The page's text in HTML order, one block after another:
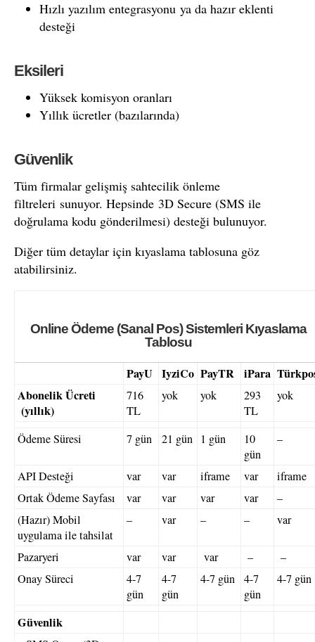
Hızlı yazılım entegrasyonu ya da hazır eklenti
desteği
Eksileri
Yüksek komisyon oranları
Yıllık ücretler (bazılarında)
Güvenlik
Tüm firmalar gelişmiş sahtecilik önleme
filtreleri sunuyor. Hepsinde 3D Secure (SMS ile
doğrulama kodu gönderilmesi) desteği bulunuyor.
Diğer tüm detaylar için kıyaslama tablosuna göz
atabilirsiniz.
Online Ödeme (Sanal Pos) Sistemleri Kıyaslama
Tablosu
PayU IyziCo PayTR iPara
Abonelik Ücreti
(yıllık)
716
TL
yok yok
293
TL
yok
Ödeme Süresi 7 gün 21 gün 1 gün
10
gün
–
API Desteği var var iframe var
iframe
Ortak Ödeme Sayfası
var var var var
–
(Hazır) Mobil
uygulama ile tahsilat
– var – – var
Pazaryeri var var var –
–
Onay Süreci
4-7
gün
4-7
gün
4-7 gün 4-7
gün
4-7 gün
Güvenlik